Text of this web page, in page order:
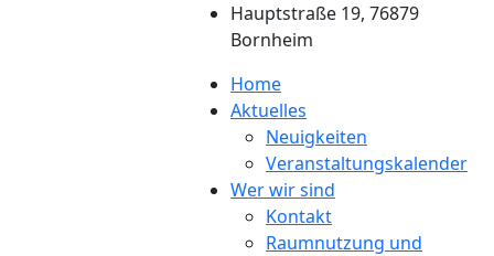
Hauptstraße 19, 76879
Bornheim
Home
Aktuelles
Neuigkeiten
Veranstaltungskalender
Wer wir sind
Kontakt
Raumnutzung und